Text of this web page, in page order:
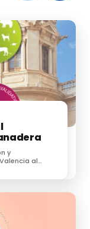
y
al